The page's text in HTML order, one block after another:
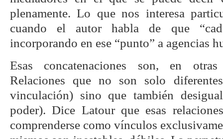
plenamente. Lo que nos interesa
cuando el autor habla de que
incorporando en ese “punto” a agencias
Esas concatenaciones son, en otras
Relaciones que no son solo
vinculación) sino que también
poder). Dice Latour que esas
comprenderse como vínculos